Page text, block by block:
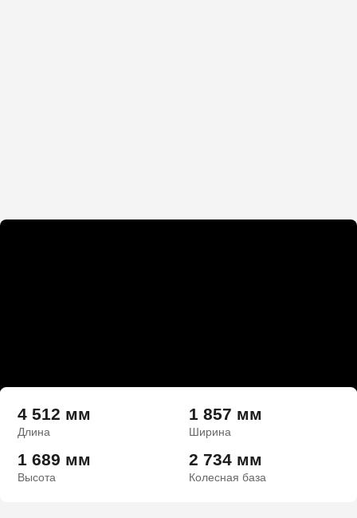
4 512 мм
Длина
1 857 мм
Ширина
1 689 мм
Высота
2 734 мм
Колесная база